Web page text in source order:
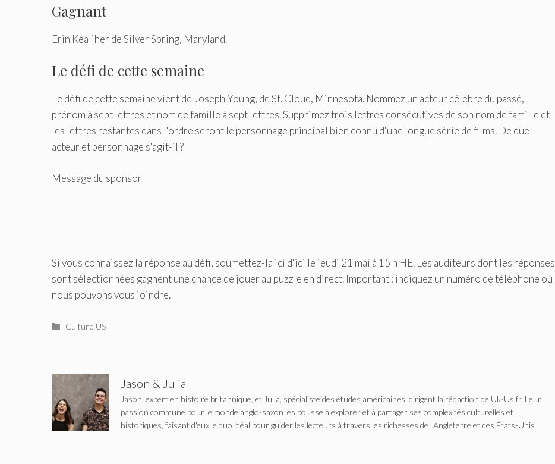
Gagnant
Erin Kealiher de Silver Spring, Maryland.
Le défi de cette semaine
Le défi de cette semaine vient de Joseph Young, de St. Cloud, Minnesota. Nommez un acteur célèbre du passé,
prénom à sept lettres et nom de famille à sept lettres. Supprimez trois lettres consécutives de son nom de famille et
les lettres restantes dans l'ordre seront le personnage principal bien connu d'une longue série de films. De quel
acteur et personnage s'agit-il ?
Message du sponsor
Si vous connaissez la réponse au défi, soumettez-la ici d'ici le jeudi 21 mai à 15 h HE. Les auditeurs dont les réponses
sont sélectionnées gagnent une chance de jouer au puzzle en direct. Important : indiquez un numéro de téléphone où
nous pouvons vous joindre.
Catégories
Culture US
Jason & Julia
Jason, expert en histoire britannique, et Julia, spécialiste des études américaines, dirigent la rédaction de Uk-Us.fr. Leur
passion commune pour le monde anglo-saxon les pousse à explorer et à partager ses complexités culturelles et
historiques, faisant d'eux le duo idéal pour guider les lecteurs à travers les richesses de l'Angleterre et des États-Unis.